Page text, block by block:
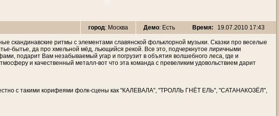
город: Москва Демо: Есть Время: 19.07.2010 17:43
скандинавские ритмы с элементами славянской фольклорной музыки. Сказки про веселые
бытье, да про хмельной мёд, льющийся рекой. Все это, подчеркнутое лиричными
подарит Вам незабываемый угар и погрузит в объятия волшебного леса, где и
и качественный металл-вот что эта команда с превеликим удовольствием дарит
с такими корифеями фолк-сцены как "КАЛЕВАЛА", "ТРОЛЛЬ ГНЁТ ЕЛЬ", "САТАНАКОЗЁЛ",